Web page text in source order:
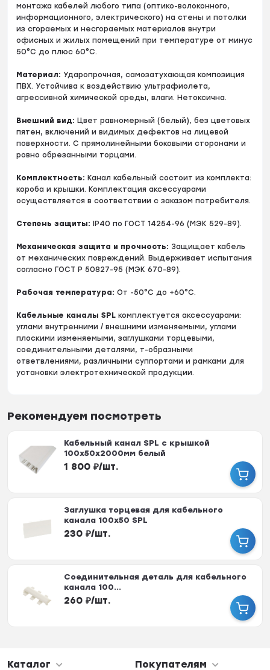
монтажа кабелей любого типа (оптико-волоконного,
информационного, электрического) на стены и потолки
из сгораемых и несгораемых материалов внутри
офисных и жилых помещений при температуре от минус
50°С до плюс 60°С.
Материал: Ударопрочная, самозатухающая композиция
ПВХ. Устойчива к воздействию ультрафиолета,
агрессивной химической среды, влаги. Нетоксична.
Внешний вид: Цвет равномерный (белый), без цветовых
пятен, включений и видимых дефектов на лицевой
поверхности. С прямолинейными боковыми сторонами и
ровно обрезанными торцами.
Комплектность: Канал кабельный состоит из комплекта:
короба и крышки. Комплектация аксессуарами
осуществляется в соответствии с заказом потребителя.
Степень защиты: IP40 по ГОСТ 14254-96 (МЭК 529-89).
Механическая защита и прочность: Защищает кабель
от механических повреждений. Выдерживает испытания
согласно ГОСТ Р 50827-95 (МЭК 670-89).
Рабочая температура: От -50°С до +60°С.
Кабельные каналы SPL комплектуется аксессуарами:
углами внутренними / внешними изменяемыми, углами
плоскими изменяемыми, заглушками торцевыми,
соединительными деталями, т-образными
ответвлениями, различными суппортами и рамками для
установки электротехнической продукции.
Рекомендуем посмотреть
Кабельный канал SPL с крышкой
100х50х2000мм белый
1 800 ₽/шт.
Заглушка торцевая для кабельного
канала 100х50 SPL
230 ₽/шт.
Соединительная деталь для кабельного
канала 100...
260 ₽/шт.
Каталог Покупателям